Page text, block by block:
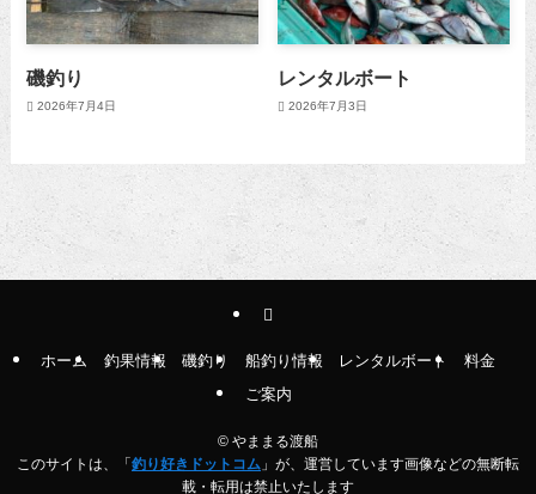
磯釣り
2026年7月4日
レンタルボート
2026年7月3日
ホーム 釣果情報 磯釣り 船釣り情報 レンタルボート
料金
ご案内
© やままる渡船
このサイトは、「釣り好きドットコム 」が、運営しています画像などの無断転
載・転用は禁止いたします